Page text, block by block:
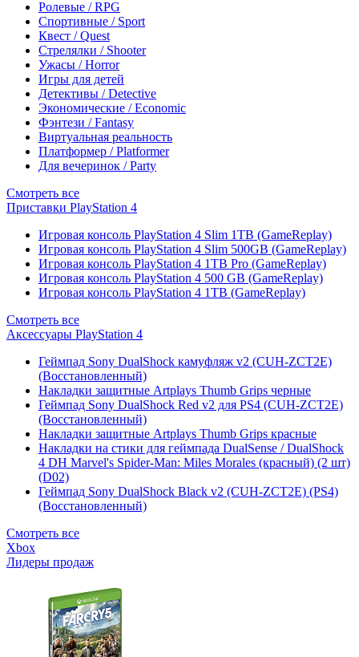
Ролевые / RPG
Спортивные / Sport
Квест / Quest
Стрелялки / Shooter
Ужасы / Horror
Игры для детей
Детективы / Detective
Экономические / Economic
Фэнтези / Fantasy
Виртуальная реальность
Платформер / Platformer
Для вечеринок / Party
Смотреть все
Приставки PlayStation 4
Игровая консоль PlayStation 4 Slim 1TB (GameReplay)
Игровая консоль PlayStation 4 Slim 500GB (GameReplay)
Игровая консоль PlayStation 4 1TB Pro (GameReplay)
Игровая консоль PlayStation 4 500 GB (GameReplay)
Игровая консоль PlayStation 4 1TB (GameReplay)
Смотреть все
Аксессуары PlayStation 4
Геймпад Sony DualShock камуфляж v2 (CUH-ZCT2E)
(Восстановленный)
Накладки защитные Artplays Thumb Grips черные
Геймпад Sony DualShock Red v2 для PS4 (CUH-ZCT2E)
(Восстановленный)
Накладки защитные Artplays Thumb Grips красные
Накладки на стики для геймпада DualSense / DualShock
4 DH Marvel's Spider-Man: Miles Morales (красный) (2 шт)
(D02)
Геймпад Sony DualShock Black v2 (CUH-ZCT2E) (PS4)
(Восстановленный)
Смотреть все
Xbox
Лидеры продаж